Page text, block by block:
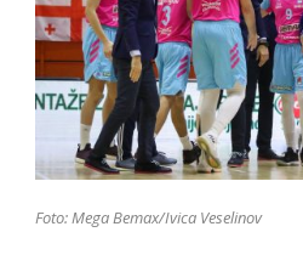
Foto: Mega Bemax/Ivica Veselinov